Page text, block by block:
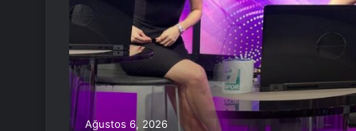
Ağustos 6, 2026